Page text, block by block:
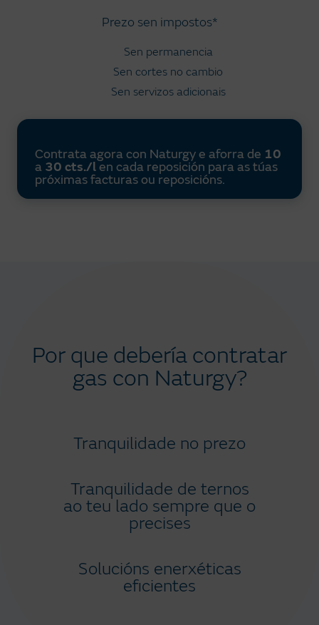
Prezo sen impostos*
Sen permanencia
Sen cortes no cambio
Sen servizos adicionais
Contrata agora con Naturgy e aforra de 10
a 30 cts./len cada reposición para as túas
próximas facturas ou reposicións.
Por que debería contratar
gas con Naturgy?
Tranquilidade no prezo
Tranquilidade de ternos
ao teu lado sempre que o
precises
Solucións enerxéticas
eficientes